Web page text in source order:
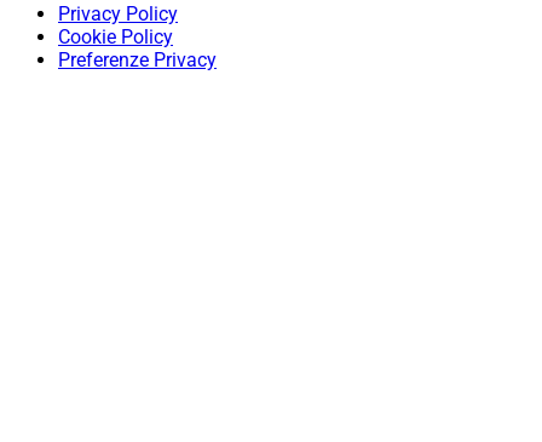
Privacy Policy
Cookie Policy
Preferenze Privacy